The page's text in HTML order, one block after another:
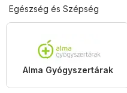
Egészség és Szépség
Alma Gyógyszertárak